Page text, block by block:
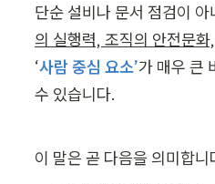
단순 설비나 문서 점검이 아
의 실행력, 조직의 안전문
‘사람 중심 요소’가 매우 큰
수 있습니다.
이 말은 곧 다음을 의미합니